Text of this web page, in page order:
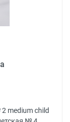
medium child